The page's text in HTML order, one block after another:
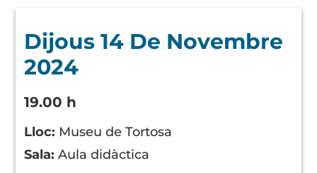
Dijous 14 De Novembre
2024
19.00 h
Lloc: Museu de Tortosa
Sala: Aula didàctica